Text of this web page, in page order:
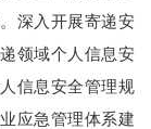
深入开展寄递安
领域个人信息安
信息安全管理规
应急管理体系建